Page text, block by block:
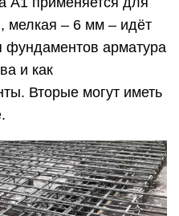
мелкая – 6 мм – идёт
фундаментов арматура
и как
Вторые могут иметь